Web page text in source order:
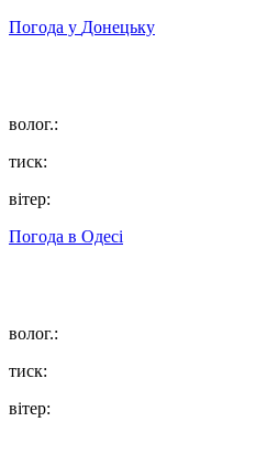
Погода у Донецьку
волог.:
тиск:
вітер:
Погода в Одесі
волог.:
тиск:
вітер: